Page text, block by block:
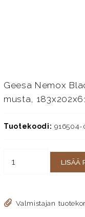
Geesa Nemox
musta,
Tuotekoodi: 916504-
LISÄÄ
Valmistajan